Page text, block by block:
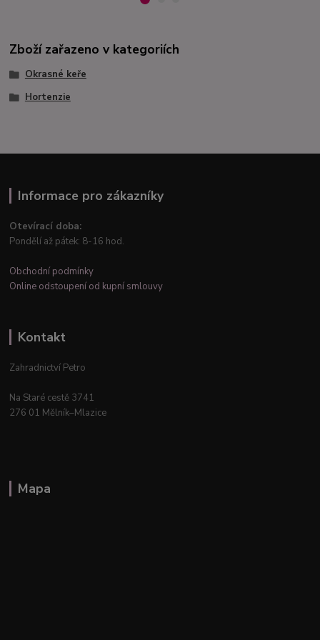
Zboží zařazeno v kategoriích
Okrasné keře
Hortenzie
Informace pro zákazníky
Otevírací doba:
Pondělí až pátek: 8-16 hod.
Obchodní podmínky
Online odstoupení od kupní smlouvy
Kontakt
Zahradnictví Petro
Na Staré cestě 3741
276 01 Mělník–Mlazice
Mapa